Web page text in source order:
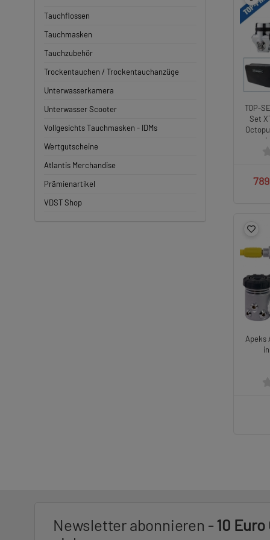
Tauchflossen
Tauchmasken
Tauchzubehör
Trockentauchen / Trockentauchanzüge
Unterwasserkamera
Unterwasser Scooter
Vollgesichts Tauchmasken - IDMs
Wertgutscheine
Atlantis Merchandise
Prämienartikel
VDST Shop
TOP-
Set
Apeks
Newsletter abonnieren -10